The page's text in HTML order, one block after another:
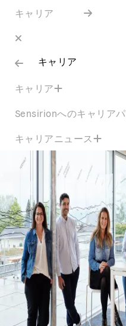
キャリア
キャリア
キャリア
Sensirionへのキャリア
キャリアニュース